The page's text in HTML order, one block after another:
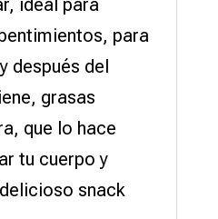
ideal para
para
después del
grasas
que lo hace
tu cuerpo y
snack